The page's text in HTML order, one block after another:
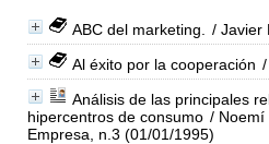
ABC del marketing.
/ Javier
Al éxito por la cooperación
Análisis de las principales
hipercentros de consumo / Noemí
Empresa, n.3 (01/01/1995)